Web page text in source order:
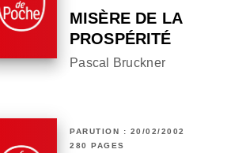
MISÈRE DE LA
PROSPÉRITÉ
Pascal Bruckner
PARUTION : 20/02/2002
280 PAGES